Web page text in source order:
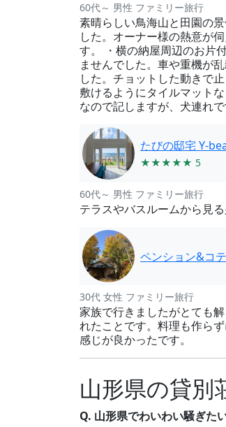
60代～ 男性 ファミリー旅行
素晴らしい鳥海山と田園の
した。オーナー様の熱意が
す。 ・横の納屋周辺のお片
ませんでした。車や重機が
した。チョットした動きで
敷けるようにタイルマット
なので記しますが、犬連れ
たびの邸宅 Y-
★★★★★ 5
60代～ 男性 ファミリー旅行
テラスやバスルームから見
ペンション&コ
30代 女性 ファミリー旅行
家族で行きましたがとても
れたことです。料理も作ら
感じが良かったです。
山形県の貸別
Q. 山形県でわいわい騒ぎた